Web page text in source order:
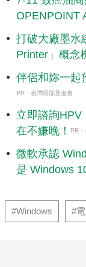
OPENPOINT
打破大廠墨水
Printer」概念
伴侶和妳一起
PR・台灣癌症基金會
立即諮詢HPV
在不嫌晚！
PR
微軟承認
是 Windows
#Windows #